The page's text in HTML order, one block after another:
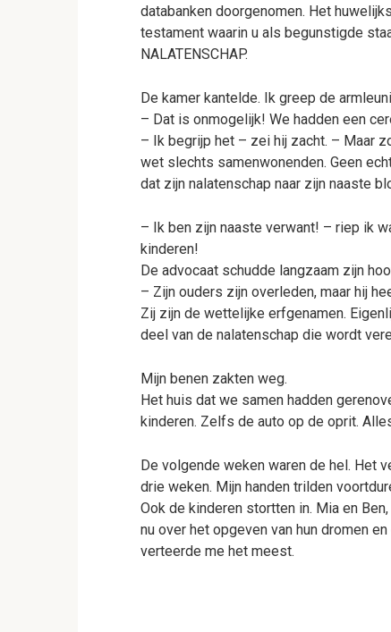
databanken doorgenomen. Het
testament waarin u als begunstigde
NALATENSCHAP.
De kamer kantelde. Ik greep de
– Dat is onmogelijk! We hadden een
– Ik begrijp het – zei hij zacht. – Maar
wet slechts samenwonenden. Geen
dat zijn nalatenschap naar zijn naaste
– Ik ben zijn naaste verwant! – riep ik
kinderen!
De advocaat schudde langzaam zijn
– Zijn ouders zijn overleden, maar hij
Zij zijn de wettelijke erfgenamen.
deel van de nalatenschap die wordt
Mijn benen zakten weg.
Het huis dat we samen hadden
kinderen. Zelfs de auto op de oprit.
De volgende weken waren de hel. Het
drie weken. Mijn handen trilden
Ook de kinderen stortten in. Mia en
nu over het opgeven van hun dromen
verteerde me het meest.